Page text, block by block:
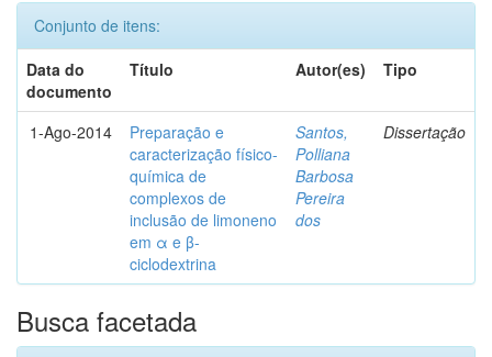
Conjunto de itens:
Data do
documento
Título Autor(es) Tipo
1-Ago-2014
Preparação e
caracterização físico-
química de
complexos de
inclusão de limoneno
em α e β-
ciclodextrina
Santos,
Polliana
Barbosa
Pereira
dos
Dissertação
Busca facetada